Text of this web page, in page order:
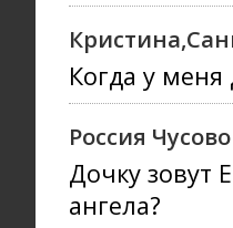
Когда у меня
Россия
Дочку зовут
ангела?